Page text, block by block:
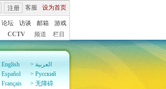
客服 设为首页
注册
论坛 访谈 邮箱
游戏
CCTV 频道 栏目
English
> العربية
Español
> Pусский
Français
> 无障碍